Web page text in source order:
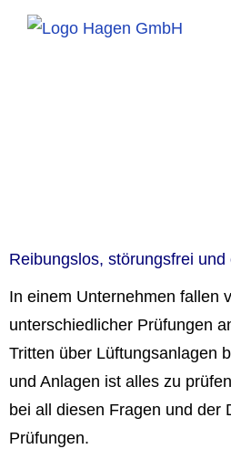
Reibungslos, störungsfrei und
In einem Unternehmen fallen
unterschiedlicher Prüfungen
Tritten über Lüftungsanlagen
und Anlagen ist alles zu
bei all diesen Fragen und der
Prüfungen.